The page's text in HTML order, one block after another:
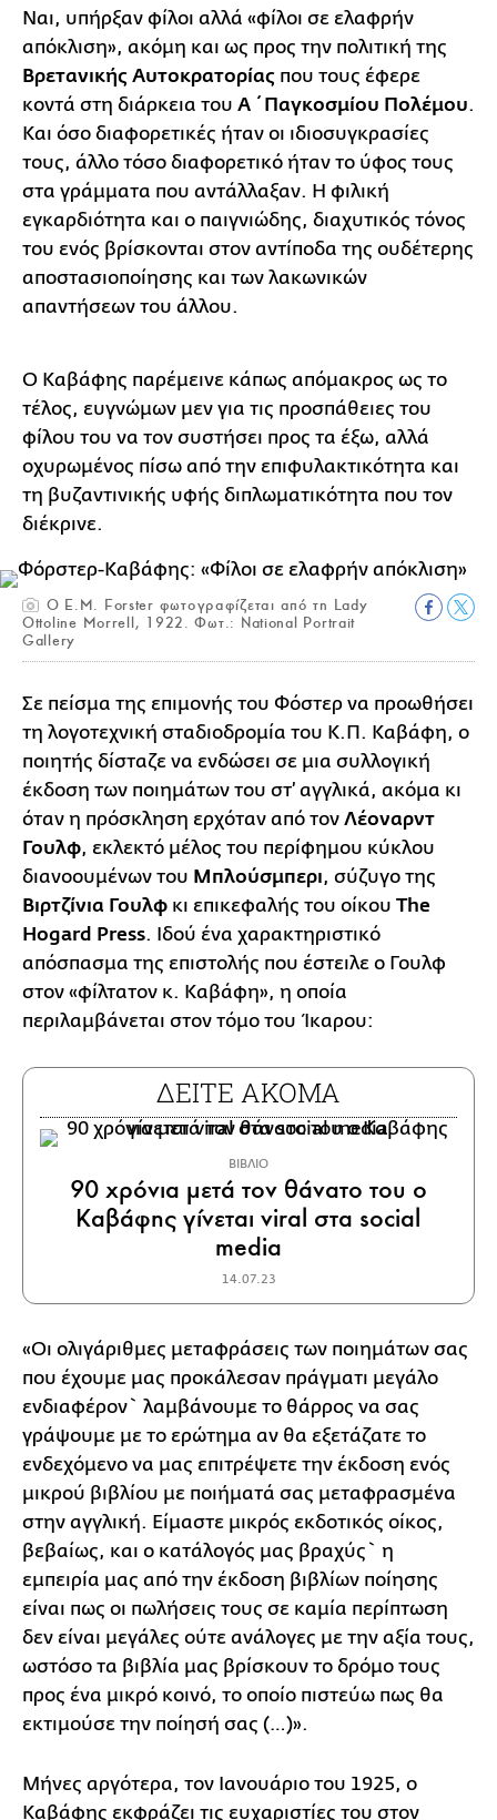
Ναι, υπήρξαν φίλοι αλλά «φίλοι σε ελαφρήν
απόκλιση», ακόμη και ως προς την πολιτική της
Βρετανικής Αυτοκρατορίας που τους έφερε
κοντά στη διάρκεια του Α΄ Παγκοσμίου Πολέμου.
Και όσο διαφορετικές ήταν οι ιδιοσυγκρασίες
τους, άλλο τόσο διαφορετικό ήταν το ύφος τους
στα γράμματα που αντάλλαξαν. Η φιλική
εγκαρδιότητα και ο παιγνιώδης, διαχυτικός τόνος
του ενός βρίσκονται στον αντίποδα της ουδέτερης
αποστασιοποίησης και των λακωνικών
απαντήσεων του άλλου.
Ο Καβάφης παρέμεινε κάπως απόμακρος ως το
τέλος, ευγνώμων μεν για τις προσπάθειες του
φίλου του να τον συστήσει προς τα έξω, αλλά
οχυρωμένος πίσω από την επιφυλακτικότητα και
τη βυζαντινικής υφής διπλωματικότητα που τον
διέκρινε.
O E.M. Forster φωτογραφίζεται από τη Lady
Ottoline Morrell, 1922. Φωτ.: National Portrait
Gallery
Σε πείσμα της επιμονής του Φόστερ να προωθήσει
τη λογοτεχνική σταδιοδρομία του Κ.Π. Καβάφη, ο
ποιητής δίσταζε να ενδώσει σε μια συλλογική
έκδοση των ποιημάτων του στ’ αγγλικά, ακόμα κι
όταν η πρόσκληση ερχόταν από τον Λέοναρντ
Γουλφ, εκλεκτό μέλος του περίφημου κύκλου
διανοουμένων του Μπλούσμπερι, σύζυγο της
Βιρτζίνια Γουλφ κι επικεφαλής του οίκου The
Hogard Press. Iδού ένα χαρακτηριστικό
απόσπασμα της επιστολής που έστειλε ο Γουλφ
στον «φίλτατον κ. Καβάφη», η οποία
περιλαμβάνεται στον τόμο του Ίκαρου:
ΔΕΙΤΕ ΑΚΟΜΑ
ΒΙΒΛΙΟ
90 χρόνια μετά τον θάνατο του ο
Καβάφης γίνεται viral στα social
media
14.07.23
«Οι ολιγάριθμες μεταφράσεις των ποιημάτων σας
που έχουμε μας προκάλεσαν πράγματι μεγάλο
ενδιαφέρον` λαμβάνουμε το θάρρος να σας
γράψουμε με το ερώτημα αν θα εξετάζατε το
ενδεχόμενο να μας επιτρέψετε την έκδοση ενός
μικρού βιβλίου με ποιήματά σας μεταφρασμένα
στην αγγλική. Είμαστε μικρός εκδοτικός οίκος,
βεβαίως, και ο κατάλογός μας βραχύς` η
εμπειρία μας από την έκδοση βιβλίων ποίησης
είναι πως οι πωλήσεις τους σε καμία περίπτωση
δεν είναι μεγάλες ούτε ανάλογες με την αξία τους,
ωστόσο τα βιβλία μας βρίσκουν το δρόμο τους
προς ένα μικρό κοινό, το οποίο πιστεύω πως θα
εκτιμούσε την ποίησή σας (…)».
Μήνες αργότερα, τον Ιανουάριο του 1925, ο
Καβάφης εκφράζει τις ευχαριστίες του στον